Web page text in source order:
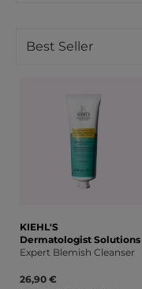
KIEHL'S
Dermatologist Solutions
Expert Blemish Cleanser
26,90 €